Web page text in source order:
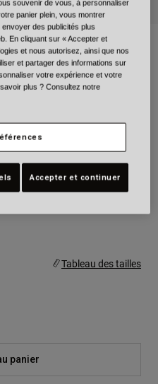
Tableau des tailles
panier
souvenir de vous, à personnaliser
panier plein, vous montrer
des publicités plus
En cliquant sur « Accepter et
et nous autorisez, ainsi que nos
et partager des informations sur
votre expérience et votre
plus ? Consultez notre
Accepter et continuer